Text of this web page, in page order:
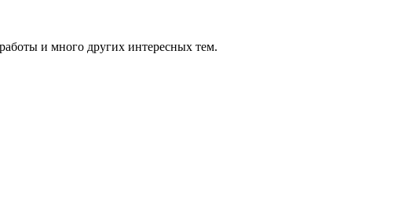
и много других интересных тем.